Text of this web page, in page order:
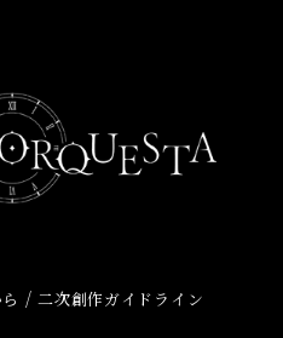
/二次創作ガイドライン